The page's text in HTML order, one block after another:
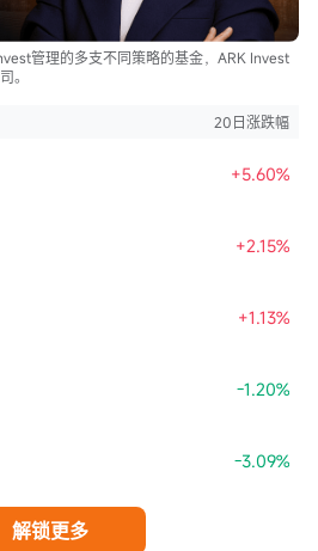
管理的多支不同策略的基金，ARK Invest
。
20日涨跌幅
+5.60%
+2.15%
+1.13%
-1.20%
-3.09%
解锁更多